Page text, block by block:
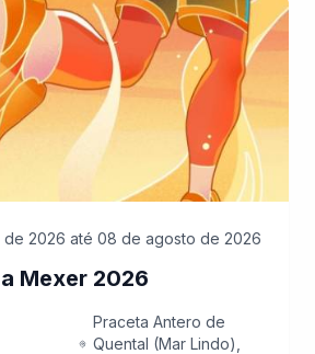
2026 até 08 de agosto de 2026
Mexer 2026
Praceta Antero de
Quental (Mar Lindo),